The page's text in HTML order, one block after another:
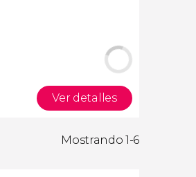
Ver detalles
Mostrando 1-6